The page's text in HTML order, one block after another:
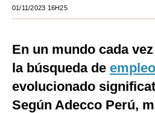
Mundo
España
Internacional
01/11/2023 16H25
En un mundo cada
la búsqueda de empleo
evolucionado
Según Adecco Perú,